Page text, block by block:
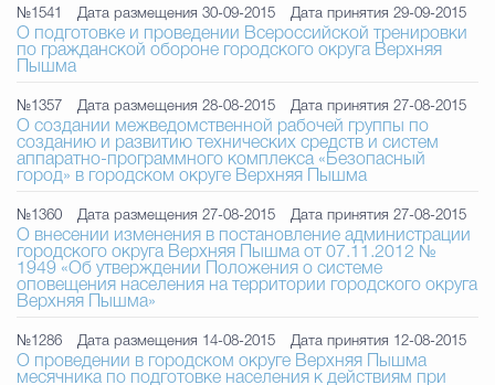
№1541 Дата размещения 30-09-2015 Дата принятия 29-09-2015
О подготовке и проведении Всероссийской тренировки
по гражданской обороне городского округа Верхняя
Пышма
№1357 Дата размещения 28-08-2015 Дата принятия 27-08-2015
О создании межведомственной рабочей группы по
созданию и развитию технических средств и систем
аппаратно-программного комплекса «Безопасный
город» в городском округе Верхняя Пышма
№1360 Дата размещения 27-08-2015 Дата принятия 27-08-2015
О внесении изменения в постановление администрации
городского округа Верхняя Пышма от 07.11.2012 №
1949 «Об утверждении Положения о системе
оповещения населения на территории городского округа
Верхняя Пышма»
№1286 Дата размещения 14-08-2015 Дата принятия 12-08-2015
О проведении в городском округе Верхняя Пышма
месячника по подготовке населения к действиям при